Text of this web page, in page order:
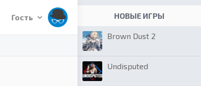
Гость НОВЫЕ ИГРЫ
Brown Dust 2
Undisputed